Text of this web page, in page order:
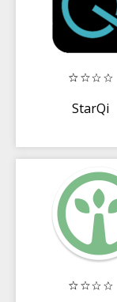
StarQi